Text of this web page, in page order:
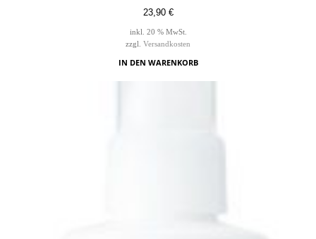
23,90 €
inkl. 20 % MwSt.
zzgl. Versandkosten
IN DEN WARENKORB